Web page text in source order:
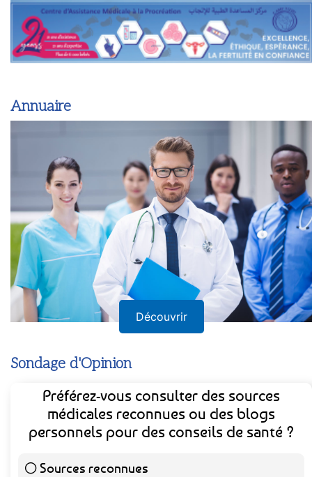
Annuaire
Découvrir
Sondage d'Opinion
Préférez-vous consulter des sources
médicales reconnues ou des blogs
personnels pour des conseils de santé ?
Sources reconnues